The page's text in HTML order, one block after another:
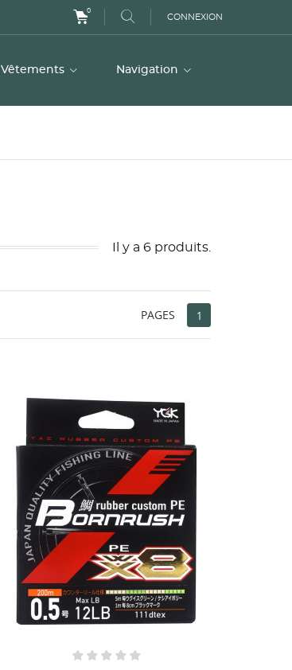
0
CONNEXION
Vêtements Navigation
Il y a 6 produits.
PAGES 1